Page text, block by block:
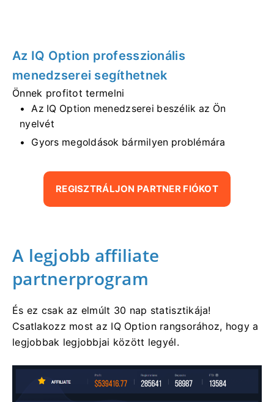
Az IQ Option professzionális
menedzserei segíthetnek
Önnek profitot termelni
Az IQ Option menedzserei beszélik az Ön
nyelvét
Gyors megoldások bármilyen problémára
REGISZTRÁLJON PARTNER FIÓKOT
A legjobb affiliate
partnerprogram
És ez csak az elmúlt 30 nap statisztikája!
Csatlakozz most az IQ Option rangsorához, hogy a
legjobbak legjobbjai között legyél.